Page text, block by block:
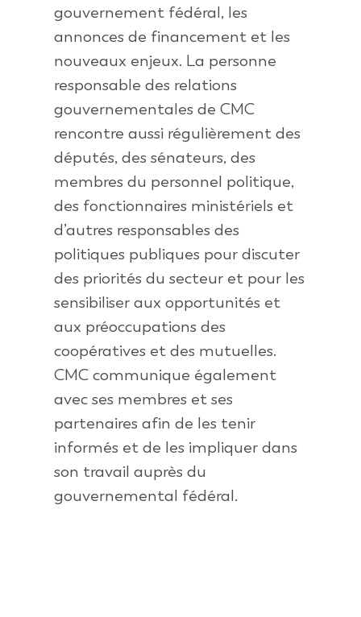
gouvernement fédéral, les
annonces de financement et les
nouveaux enjeux. La personne
responsable des relations
gouvernementales de CMC
rencontre aussi régulièrement des
députés, des sénateurs, des
membres du personnel politique,
des fonctionnaires ministériels et
d’autres responsables des
politiques publiques pour discuter
des priorités du secteur et pour les
sensibiliser aux opportunités et
aux préoccupations des
coopératives et des mutuelles.
CMC communique également
avec ses membres et ses
partenaires afin de les tenir
informés et de les impliquer dans
son travail auprès du
gouvernemental fédéral.